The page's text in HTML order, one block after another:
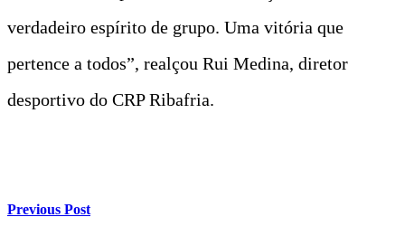
verdadeiro espírito de grupo. Uma vitória que
pertence a todos”, realçou Rui Medina, diretor
desportivo do CRP Ribafria.
Previous Post